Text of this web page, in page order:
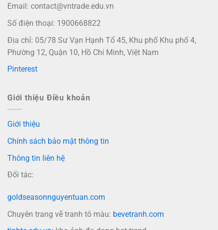
Email: contact@vntrade.edu.vn
Số điện thoại: 1900668822
Địa chỉ: 05/78 Sư Vạn Hạnh Tổ 45, Khu phố Khu phố 4,
Phường 12, Quận 10, Hồ Chí Minh, Việt Nam
Pinterest
Giới thiệu Điều khoản
Giới thiệu
Chính sách bảo mật thông tin
Thông tin liên hệ
Đối tác:
goldseasonnguyentuan.com
Chuyên trang vẽ tranh tô màu: bevetranh.com